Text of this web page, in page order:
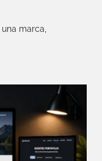
marca,